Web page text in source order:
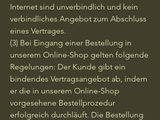
Internet sind unverbindlich und kein
verbindliches Angebot zum Abschluss
eines Vertrages.
(3) Bei Eingang einer Bestellung in
unserem Online-Shop gelten folgende
Regelungen: Der Kunde gibt ein
bindendes Vertragsangebot ab, indem
er die in unserem Online-Shop
vorgesehene Bestellprozedur
erfolgreich durchläuft. Die Bestellung